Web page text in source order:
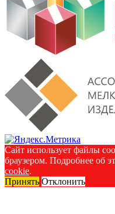
Сайт использует файлы
браузером. Подробнее об
cookie.
Принять Отклонить